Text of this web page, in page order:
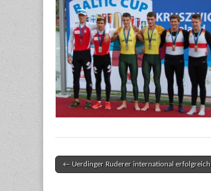
Post navigation
← Uerdinger Ruderer international erfolgreich